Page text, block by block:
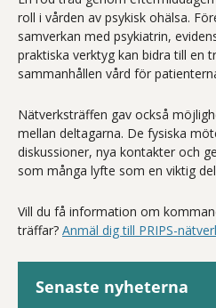
roll i vården av psykisk ohälsa.
samverkan med psykiatrin,
praktiska verktyg kan bidra till en
sammanhållen vård för
Nätverksträffen gav också
mellan deltagarna. De fysiska
diskussioner, nya kontakter och
som många lyfte som en viktig
Vill du få information om
träffar? Anmäl dig till PRIPS-
Senaste nyheterna